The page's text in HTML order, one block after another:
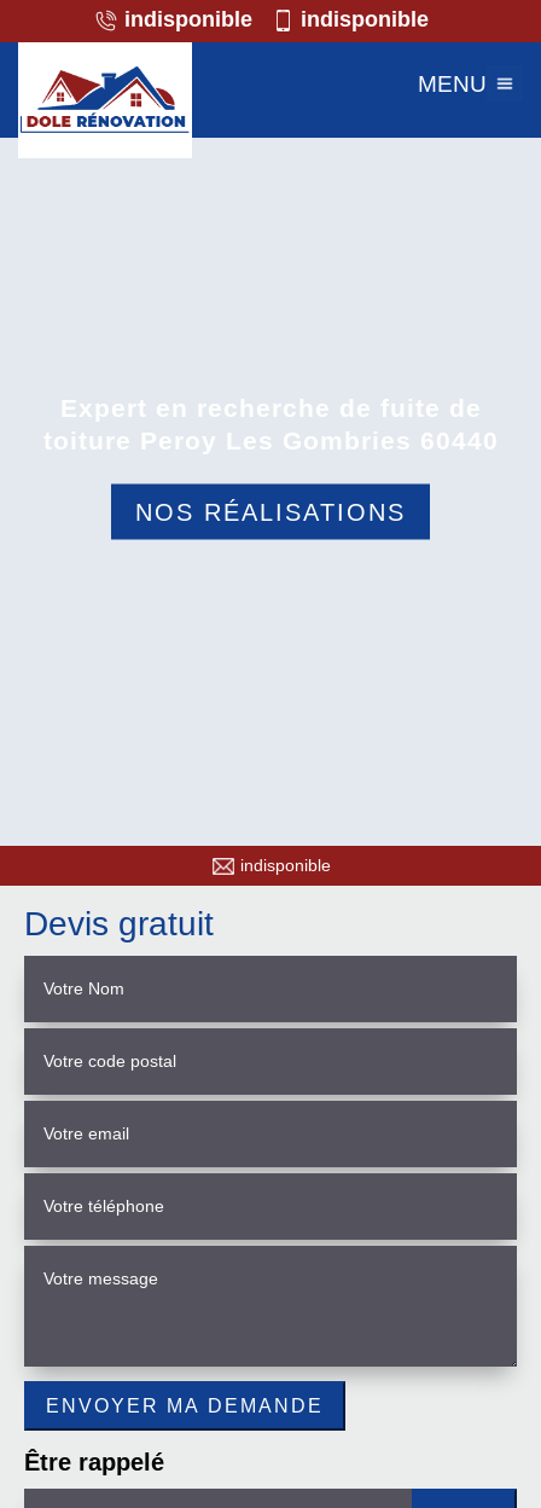
indisponible indisponible
MENU
Expert en recherche de fuite de
toiture Peroy Les Gombries 60440
NOS RÉALISATIONS
indisponible
Devis gratuit
Être rappelé